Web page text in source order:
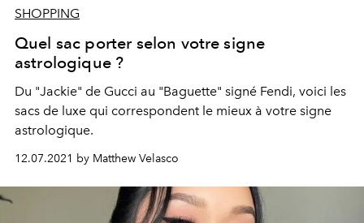
SHOPPING
Quel sac porter selon votre signe
astrologique ?
Du "Jackie" de Gucci au "Baguette" signé Fendi, voici les
sacs de luxe qui correspondent le mieux à votre signe
astrologique.
12.07.2021 by Matthew Velasco